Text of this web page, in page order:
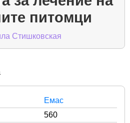
питомци
Стишковская
Емас
560